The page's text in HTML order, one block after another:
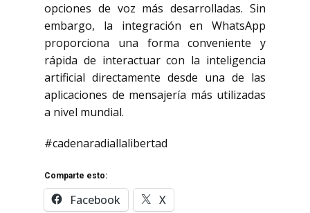
opciones de voz más desarrolladas. Sin
embargo, la integración en WhatsApp
proporciona una forma conveniente y
rápida de interactuar con la inteligencia
artificial directamente desde una de las
aplicaciones de mensajería más utilizadas
a nivel mundial.
#cadenaradiallalibertad
Comparte esto:
Facebook
X